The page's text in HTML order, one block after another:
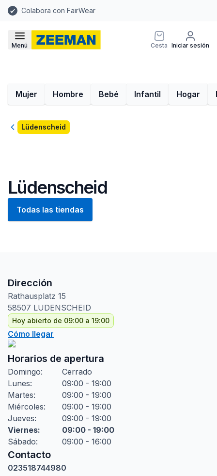
Colabora con FairWear
Menú Cesta Iniciar sesión
Mujer Hombre Bebé Infantil Hogar
VolverLüdenscheid
Lüdenscheid
Todas las tiendas
Dirección
Rathausplatz 15
58507 LUDENSCHEID
Hoy abierto de 09:00 a 19:00
Cómo llegar
Horarios de apertura
Domingo:
Cerrado
Lunes:
09:00 - 19:00
Martes:
09:00 - 19:00
Miércoles:
09:00 - 19:00
Jueves:
09:00 - 19:00
Viernes:
09:00 - 19:00
Sábado: 09:00 - 16:00
Contacto
023518744980